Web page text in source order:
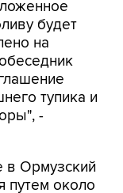
на
тупика и
-
Ормузский
смогут